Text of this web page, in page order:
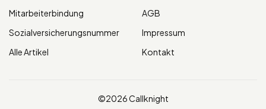
Mitarbeiterbindung
Sozialversicherungsnummer
Alle Artikel
AGB
Impressum
Kontakt
©2026 Callknight